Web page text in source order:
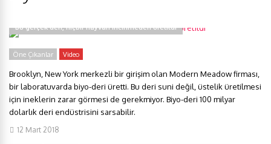
Bu gerçek deri, hiçbir hayvan incinmeden üretildi
Öne Çıkanlar Video
Brooklyn, New York merkezli bir girişim olan Modern Meadow firması,
bir laboratuvarda biyo-deri üretti. Bu deri suni değil, üstelik üretilmesi
için ineklerin zarar görmesi de gerekmiyor. Biyo-deri 100 milyar
dolarlık deri endüstrisini sarsabilir.
12 Mart 2018